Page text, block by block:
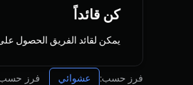
كن قائداً
يمكن لقائد الفريق الحصول
فرز حسب: عشوائي فرز حسب